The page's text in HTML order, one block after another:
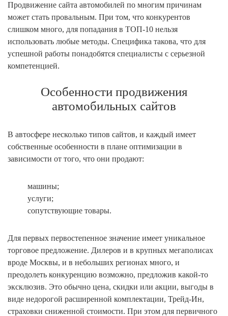
Продвижение сайта автомобилей по многим причинам
может стать провальным. При том, что конкурентов
слишком много, для попадания в ТОП-10 нельзя
использовать любые методы. Специфика такова, что для
успешной работы понадобятся специалисты с серьезной
компетенцией.
Особенности продвижения
автомобильных сайтов
В автосфере несколько типов сайтов, и каждый имеет
собственные особенности в плане оптимизации в
зависимости от того, что они продают:
машины;
услуги;
сопутствующие товары.
Для первых первостепенное значение имеет уникальное
торговое предложение. Дилеров и в крупных мегаполисах
вроде Москвы, и в небольших регионах много, и
преодолеть конкуренцию возможно, предложив какой-то
эксклюзив. Это обычно цена, скидки или акции, выгоды в
виде недорогой расширенной комплектации, Трейд-Ин,
страховки сниженной стоимости. При этом для первичного